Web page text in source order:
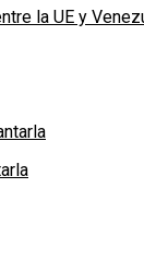
la UE y